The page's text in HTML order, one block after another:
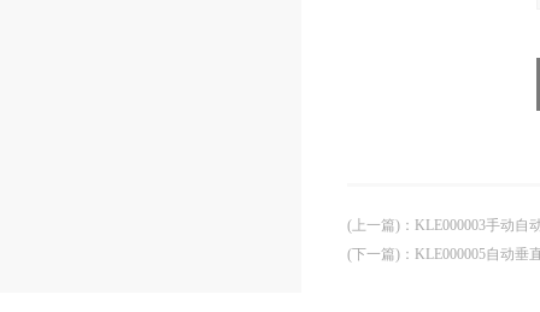
(上一篇) ： KLE000003手动自
(下一篇) ： KLE000005自动垂